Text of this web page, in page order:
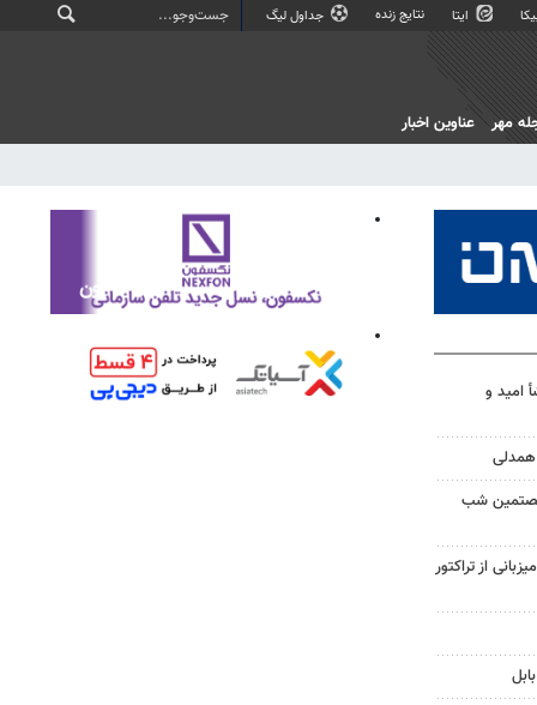
ایتا نتایج زنده جداول لیگ
مهر عناوین اخبار
امید و
شب
از تراکتور